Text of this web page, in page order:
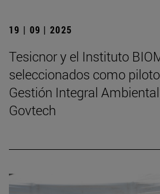
19 | 09 | 2025
Tesicnor y el Instituto
seleccionados como
Gestión Integral
Govtech